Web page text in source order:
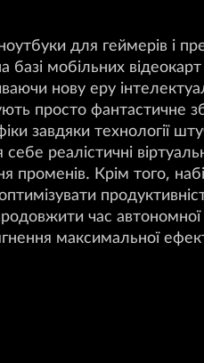
для геймерів і
базі мобільних
нову еру
просто фантастичне
завдяки технології
реалістичні
променів. Крім того,
час
максимальної